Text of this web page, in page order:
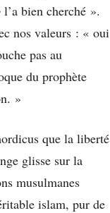
l’a bien cherché ».
nos valeurs : « oui
pas au
du prophète
»
que la liberté
glisse sur la
musulmanes
islam, pur de